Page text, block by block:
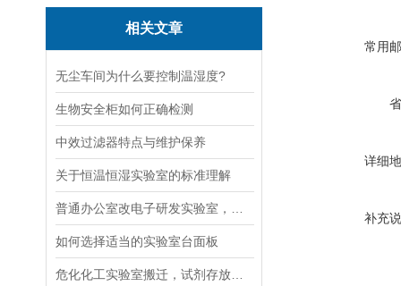
相关文章
无尘车间为什么要控制温湿度?
生物安全柜如何正确检测
中效过滤器特点与维护保养
关于恒温恒湿实验室的标准理解
如何选择适当的实验室台面板
常用
详细
补充